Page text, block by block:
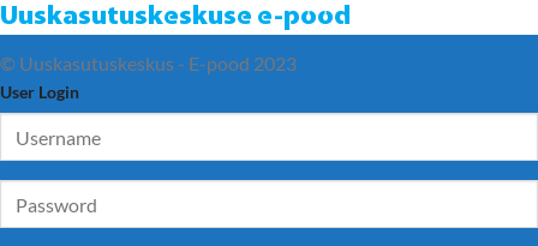
Uuskasutuskeskuse e-pood
© Uuskasutuskeskus - E-pood 2023
User Login